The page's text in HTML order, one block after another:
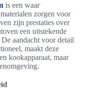
is een waar
zorgen voor
zijn prestaties over
een uitstekende
aandacht voor detail
maakt deze
kookapparaat, maar